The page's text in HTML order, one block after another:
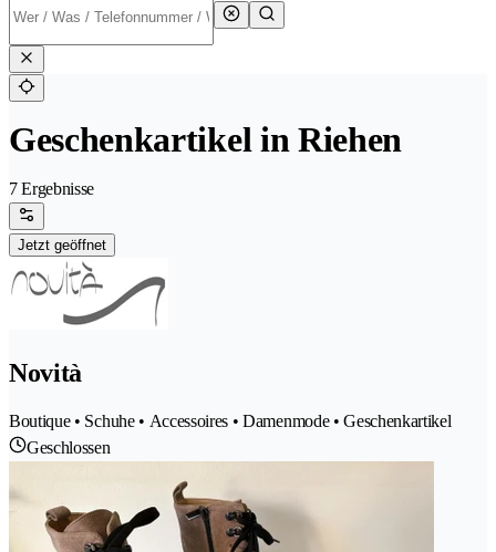
Geschenkartikel in Riehen
7 Ergebnisse
Jetzt geöffnet
Novità
Boutique • Schuhe • Accessoires • Damenmode • Geschenkartikel
Geschlossen